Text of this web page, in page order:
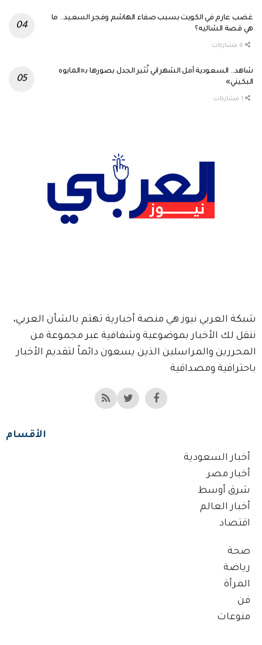
غضب عارم في الكويت بسبب صفاء الهاشم وفجر السعيد.. ما
هي قصة الشاليه؟
شاهد.. السعودية أمل الشهراني تُثير الجدل بصورها بـ«المايوه
البكيني»
شبكة العربي نيوز هي منصة أخبارية تهتم بالشأن العربي،
ننقل لك الأخبار بموضوعية وشفافية عبر مجموعة من
المحررين والمراسلين الذين يسعون دائماً لتقديم الأخبار
باحترافية ومصداقية
الأقسام
أخبار السعودية
أخبار مصر
شرق أوسط
أخبار العالم
اقتصاد
صحة
رياضة
المرأة
فن
منوعات